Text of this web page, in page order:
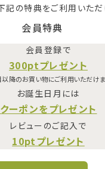
記の特典をご利用いただ
会員特典
会員登録で
300ptプレゼント
降のお買い物にご利用いただけ
お誕生日月には
クーポンをプレゼント
レビューのご記入で
10ptプレゼント